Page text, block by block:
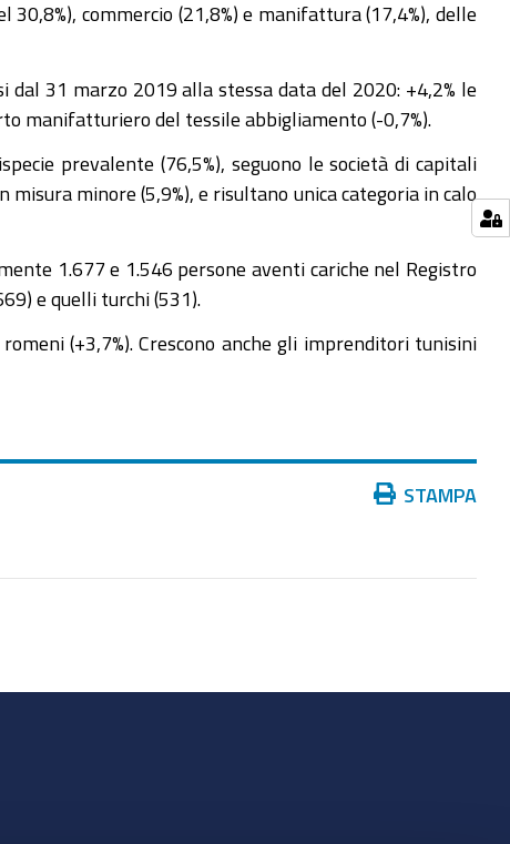
commercio (21,8%) e manifattura (17,4%), delle
31 marzo 2019 alla stessa data del 2020: +4,2% le
manifatturiero del tessile abbigliamento (-0,7%).
prevalente (76,5%), seguono le società di capitali
minore (5,9%), e risultano unica categoria in calo
1.677 e 1.546 persone aventi cariche nel Registro
e quelli turchi (531).
(+3,7%). Crescono anche gli imprenditori tunisini
Azioni STAMPA